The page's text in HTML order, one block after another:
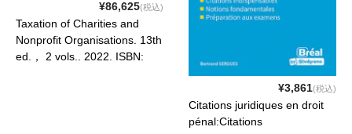
¥86,625(税込)
Taxation of Charities and
Nonprofit Organisations. 13th
ed.， 2 vols.. 2022. ISBN:
¥3,861(税込)
Citations juridiques en droit
pénal:Citations